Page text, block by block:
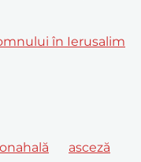
în Ierusalim
asceză